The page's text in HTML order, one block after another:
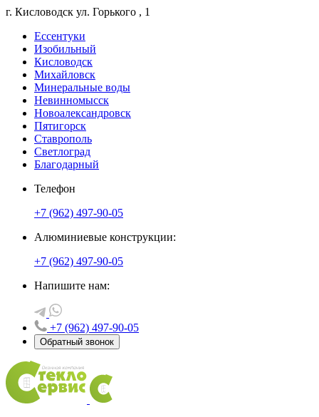
г. Кисловодск ул. Горького , 1
Ессентуки
Изобильный
Кисловодск
Михайловск
Минеральные воды
Невинномысск
Новоалександровск
Пятигорск
Ставрополь
Светлоград
Благодарный
Телефон
+7 (962) 497-90-05
Алюминиевые конструкции:
+7 (962) 497-90-05
Напишите нам:
+7 (962) 497-90-05
Обратный звонок